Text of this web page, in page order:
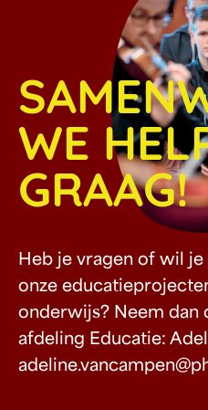
WE
GRAAG!
Heb je vragen of wil
onze
onderwijs? Neem dan
afdeling Educatie: